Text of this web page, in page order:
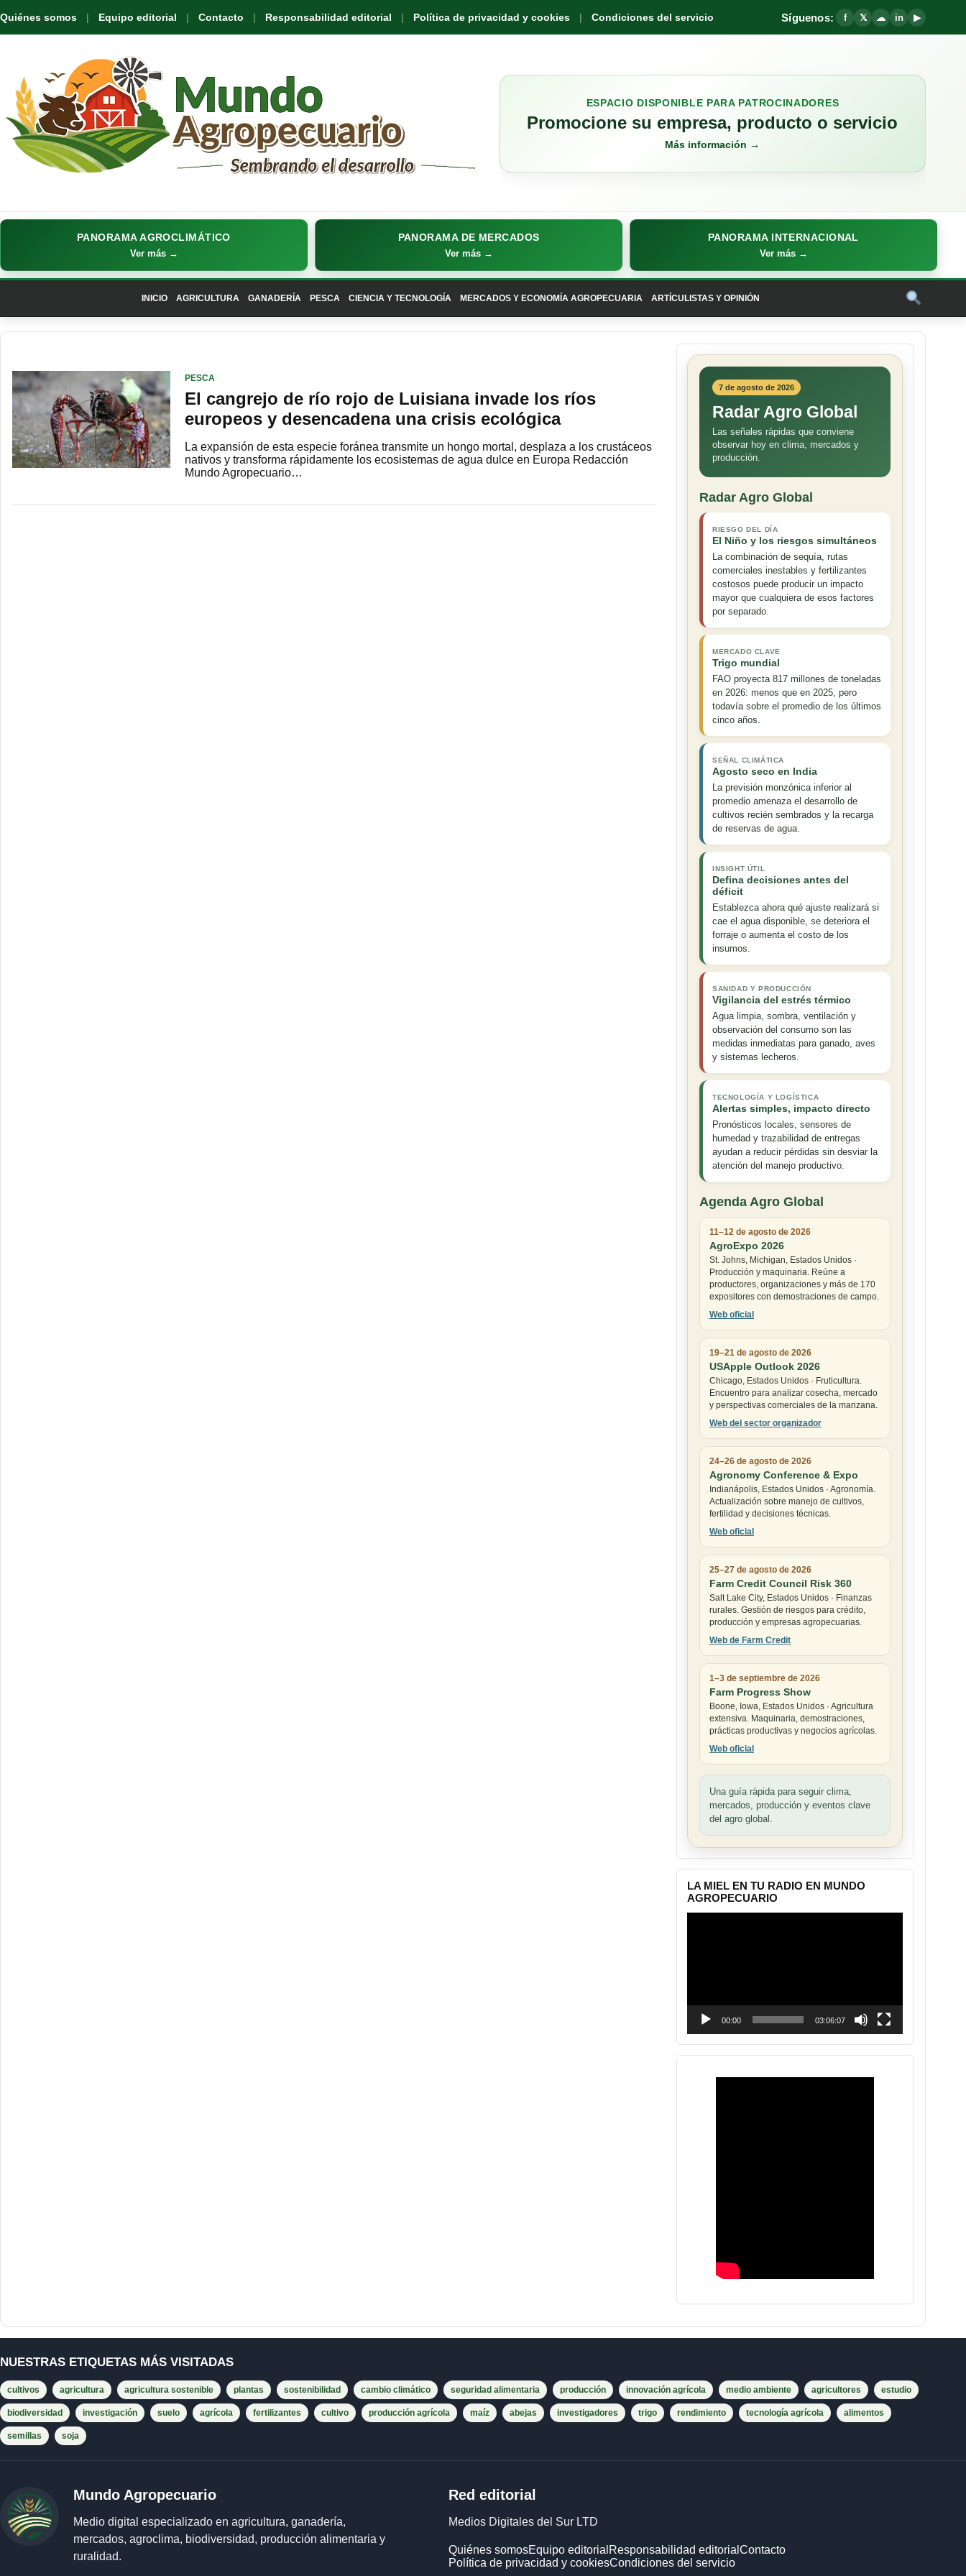
Quiénes somos Equipo editorial Contacto Responsabilidad editorial Política de privacidad y cookies Condiciones del servicio Síguenos: f 𝕏 ☁ in ▶
ESPACIO DISPONIBLE PARA PATROCINADORES
Promocione su empresa, producto o servicio
Más información →
PANORAMA AGROCLIMÁTICO
Ver más →
PANORAMA DE MERCADOS
Ver más →
PANORAMA INTERNACIONAL
Ver más →
INICIO AGRICULTURA GANADERÍA PESCA CIENCIA Y TECNOLOGÍA MERCADOS Y ECONOMÍA AGROPECUARIA ARTÍCULISTAS Y OPINIÓN
PESCA
El cangrejo de río rojo de Luisiana invade los ríos
europeos y desencadena una crisis ecológica
La expansión de esta especie foránea transmite un hongo mortal, desplaza a los crustáceos
nativos y transforma rápidamente los ecosistemas de agua dulce en Europa Redacción
Mundo Agropecuario…
7 de agosto de 2026
Radar Agro Global
Las señales rápidas que conviene
observar hoy en clima, mercados y
producción.
Radar Agro Global
RIESGO DEL DÍA
El Niño y los riesgos simultáneos
La combinación de sequía, rutas
comerciales inestables y fertilizantes
costosos puede producir un impacto
mayor que cualquiera de esos factores
por separado.
MERCADO CLAVE
Trigo mundial
FAO proyecta 817 millones de toneladas
en 2026: menos que en 2025, pero
todavía sobre el promedio de los últimos
cinco años.
SEÑAL CLIMÁTICA
Agosto seco en India
La previsión monzónica inferior al
promedio amenaza el desarrollo de
cultivos recién sembrados y la recarga
de reservas de agua.
INSIGHT ÚTIL
Defina decisiones antes del
déficit
Establezca ahora qué ajuste realizará si
cae el agua disponible, se deteriora el
forraje o aumenta el costo de los
insumos.
SANIDAD Y PRODUCCIÓN
Vigilancia del estrés térmico
Agua limpia, sombra, ventilación y
observación del consumo son las
medidas inmediatas para ganado, aves
y sistemas lecheros.
TECNOLOGÍA Y LOGÍSTICA
Alertas simples, impacto directo
Pronósticos locales, sensores de
humedad y trazabilidad de entregas
ayudan a reducir pérdidas sin desviar la
atención del manejo productivo.
Agenda Agro Global
11–12 de agosto de 2026
AgroExpo 2026
St. Johns, Michigan, Estados Unidos ·
Producción y maquinaria. Reúne a
productores, organizaciones y más de 170
expositores con demostraciones de campo.
Web oficial
19–21 de agosto de 2026
USApple Outlook 2026
Chicago, Estados Unidos · Fruticultura.
Encuentro para analizar cosecha, mercado
y perspectivas comerciales de la manzana.
Web del sector organizador
24–26 de agosto de 2026
Agronomy Conference & Expo
Indianápolis, Estados Unidos · Agronomía.
Actualización sobre manejo de cultivos,
fertilidad y decisiones técnicas.
Web oficial
25–27 de agosto de 2026
Farm Credit Council Risk 360
Salt Lake City, Estados Unidos · Finanzas
rurales. Gestión de riesgos para crédito,
producción y empresas agropecuarias.
Web de Farm Credit
1–3 de septiembre de 2026
Farm Progress Show
Boone, Iowa, Estados Unidos · Agricultura
extensiva. Maquinaria, demostraciones,
prácticas productivas y negocios agrícolas.
Web oficial
Una guía rápida para seguir clima,
mercados, producción y eventos clave
del agro global.
LA MIEL EN TU RADIO EN MUNDO
AGROPECUARIO
00:00 03:06:07
NUESTRAS ETIQUETAS MÁS VISITADAS
cultivos agricultura agricultura sostenible plantas sostenibilidad cambio climático seguridad alimentaria producción innovación agrícola medio ambiente agricultores estudio
biodiversidad investigación suelo agrícola fertilizantes cultivo producción agrícola maíz abejas investigadores trigo rendimiento tecnología agrícola alimentos
semillas soja
Mundo Agropecuario
Medio digital especializado en agricultura, ganadería,
mercados, agroclima, biodiversidad, producción alimentaria y
ruralidad.
Red editorial
Medios Digitales del Sur LTD
Quiénes somosEquipo editorial Responsabilidad editorial Contacto
Política de privacidad y cookiesCondiciones del servicio